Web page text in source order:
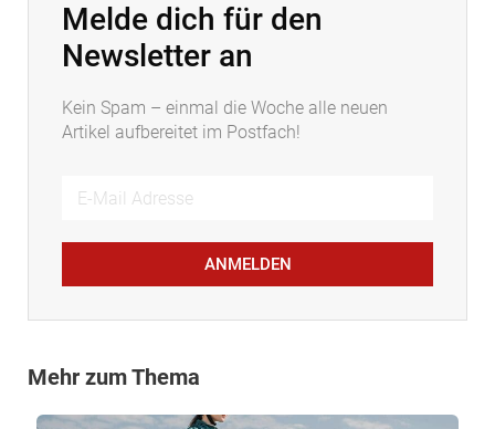
Melde dich für den
Newsletter an
Kein Spam – einmal die Woche alle neuen
Artikel aufbereitet im Postfach!
ANMELDEN
Mehr zum Thema